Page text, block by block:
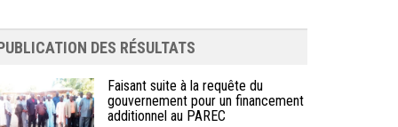
DES RÉSULTATS
Faisant suite à la requête du
gouvernement pour un financement
additionnel au PAREC